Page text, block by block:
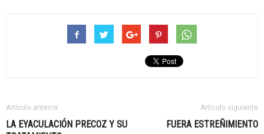
Artículo anterior
LA EYACULACIÓN PRECOZ Y SU
Artículo siguiente
FUERA ESTREÑIMIENTO